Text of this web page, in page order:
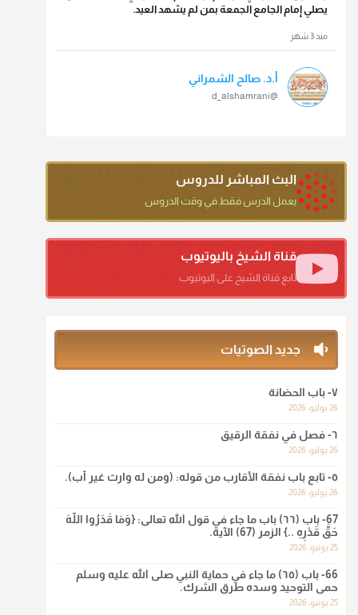
يصلي إمام الجامع الجمعة بمن لم يشهد العيد.
منذ 3 شهر
أ.د. صالح الشمراني
@d_alshamrani
ما كنت أظن أن الله بقي يخلق مثلك.
أ.د. صالح الشمراني
أ.د. صالح الشمراني
ومن المعاصرين أنكره الشيخ بكر أبو زيد وابن عثيمين، وحسبك
بقول الإمام مالك رحمه الله :"ما سمعتُ أنه يدعو عند ختم
منذ 3 شهر
لا أعلم لدعاء ختم القرآن في الصلاة أصلاً صحيحاً يعتمد عليه من
سنة الرسول صلى الله عليه وسلّم، ولا من عمل الصحابة رضي
الله عنهم. ابن عثيمين.
منذ 3 شهر
أ.د. صالح الشمراني
البث المباشر للدروس
يعمل الدرس فقط في وقت الدروس
قناة الشيخ باليوتيوب
تابع قناة الشيخ على اليوتيوب
جديد الصوتيات
٧- باب الحضانة
26 يوليو، 2026
٦- فصل في نفقة الرقيق
26 يوليو، 2026
٥- تابع باب نفقة الأقارب من قوله: (ومن له وارث غير أب).
26 يوليو، 2026
67- باب (٦٦) باب ما جاء في قول الله تعالى: {وَمَا قَدَرُوا اللَّهَ
حَقَّ قَدْرِهِ ..} الزمر (67) الآية.
25 يونيو، 2026
66- باب (٦٥) ما جاء في حماية النبي صلى الله عليه وسلم
حمى التوحيد وسده طرق الشرك.
25 يونيو، 2026